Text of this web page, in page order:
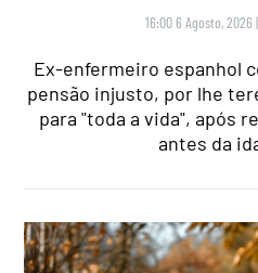
16:00 6 Agosto, 2026 |
Ex-enfermeiro espanhol
pensão injusto, por lhe
para "toda a vida", após
antes da